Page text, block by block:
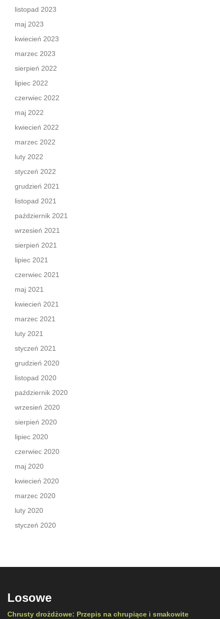
listopad 2023
maj 2023
kwiecień 2023
marzec 2023
sierpień 2022
lipiec 2022
czerwiec 2022
maj 2022
kwiecień 2022
marzec 2022
luty 2022
styczeń 2022
grudzień 2021
listopad 2021
październik 2021
wrzesień 2021
sierpień 2021
lipiec 2021
czerwiec 2021
maj 2021
kwiecień 2021
marzec 2021
luty 2021
styczeń 2021
grudzień 2020
listopad 2020
październik 2020
wrzesień 2020
sierpień 2020
lipiec 2020
czerwiec 2020
maj 2020
kwiecień 2020
marzec 2020
luty 2020
styczeń 2020
Losowe
Chrusty drożdżowe: Przepis na chrupiące i smakowite